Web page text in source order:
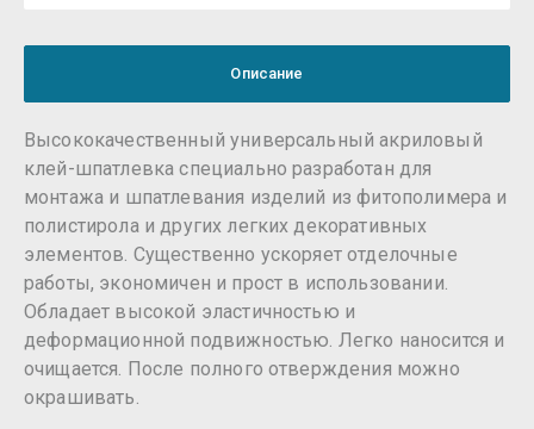
Описание
Высококачественный универсальный акриловый
клей-шпатлевка специально разработан для
монтажа и шпатлевания изделий из фитополимера и
полистирола и других легких декоративных
элементов. Существенно ускоряет отделочные
работы, экономичен и прост в использовании.
Обладает высокой эластичностью и
деформационной подвижностью. Легко наносится и
очищается. После полного отверждения можно
окрашивать.